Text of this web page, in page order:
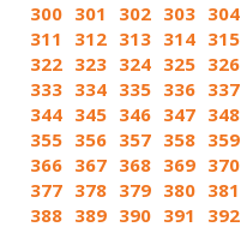
300 301 302 303 304
311
312 313 314 315
322 323 324 325 326
333 334 335 336 337
344 345 346 347 348
355 356 357 358 359
366 367 368 369 370
377 378 379 380 381
388 389 390 391 392